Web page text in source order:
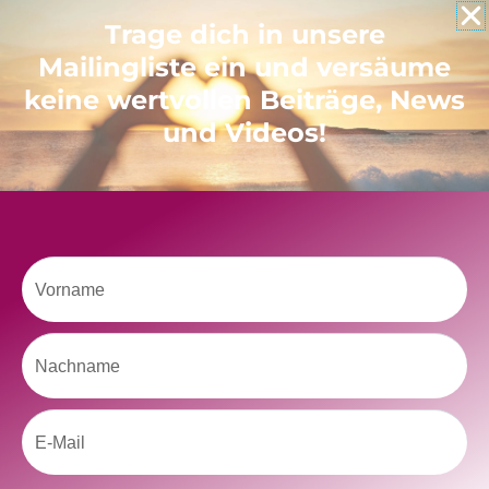
Like uns auf Facebook
Selbstliebe, Aussöhnung mit der Kindheit, Potenzial entfalten,
Trage dich in unsere
Mailingliste ein und versäume
keine wertvollen Beiträge, News
und Videos!
Vorname
Nachname
Email